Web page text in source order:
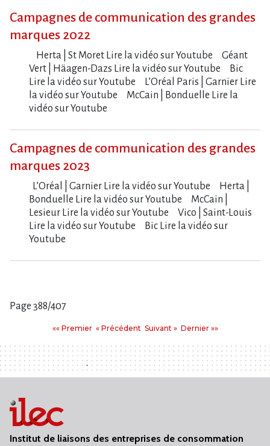
Campagnes de communication des grandes
marques 2022
Herta | St Moret Lire la vidéo sur Youtube Géant
Vert | Häagen-Dazs Lire la vidéo sur Youtube Bic
Lire la vidéo sur Youtube L​‌’Oréal Paris | Garnier Lire
la vidéo sur Youtube McCain | Bonduelle Lire la
vidéo sur Youtube
Campagnes de communication des grandes
marques 2023
L​‌’Oréal | Garnier Lire la vidéo sur Youtube Herta |
Bonduelle Lire la vidéo sur Youtube McCain |
Lesieur Lire la vidéo sur Youtube Vico | Saint-Louis
Lire la vidéo sur Youtube Bic Lire la vidéo sur
Youtube
Page 388/407
«« PremierPremier
« PrécédentPrécédent
Suivant
Suivant » Dernier
Dernier »»
Institut de liaisons des entreprises de consommation